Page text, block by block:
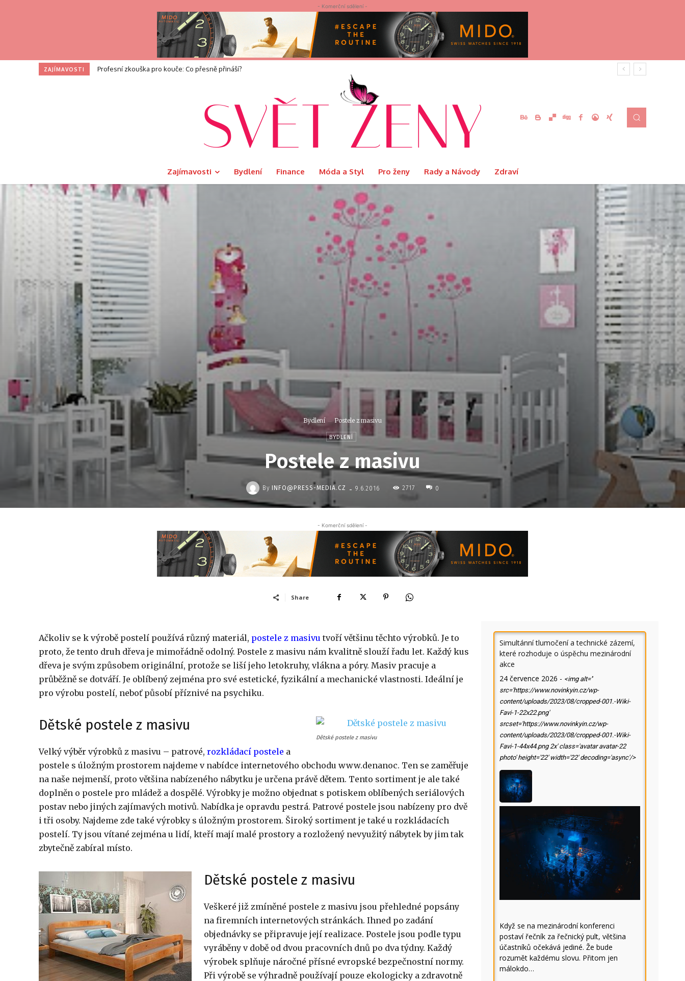
- Komerční sdělení -
ZAJÍMAVOSTI I na toaletě si zasloužíte dotek luxusu. Velvet představuje limitovanou edici Ritual s podmanivou vůní Orientu
Zajímavosti Bydlení Finance Móda a Styl Pro ženy Rady a Návody Zdraví
Bydlení Postele z masivu
BYDLENÍ
Postele z masivu
By INFO@PRESS-MEDIA.CZ - 9.6.2016 2717 0
- Komerční sdělení -
Share
Ačkoliv se k výrobě postelí používá různý materiál, postele z masivu tvoří většinu těchto výrobků. Je to
proto, že tento druh dřeva je mimořádně odolný. Postele z masivu nám kvalitně slouží řadu let. Každý kus
dřeva je svým způsobem originální, protože se liší jeho letokruhy, vlákna a póry. Masiv pracuje a
průběžně se dotváří. Je oblíbený zejména pro své estetické, fyzikální a mechanické vlastnosti. Ideální je
pro výrobu postelí, neboť působí příznivé na psychiku.
Dětské postele z masivu
Dětské postele z masivu
Velký výběr výrobků z masivu – patrové, rozkládací postele a
postele s úložným prostorem najdeme v nabídce internetového obchodu www.denanoc. Ten se zaměřuje
na naše nejmenší, proto většina nabízeného nábytku je určena právě dětem. Tento sortiment je ale také
doplněn o postele pro mládež a dospělé. Výrobky je možno objednat s potiskem oblíbených seriálových
postav nebo jiných zajímavých motivů. Nabídka je opravdu pestrá. Patrové postele jsou nabízeny pro dvě
i tři osoby. Najdeme zde také výrobky s úložným prostorem. Široký sortiment je také u rozkládacích
postelí. Ty jsou vítané zejména u lidí, kteří mají malé prostory a rozložený nevyužitý nábytek by jim tak
zbytečně zabíral místo.
Dětské postele z masivu
Veškeré již zmíněné postele z masivu jsou přehledné popsány
na firemních internetových stránkách. Ihned po zadání
objednávky se připravuje její realizace. Postele jsou podle typu
vyráběny v době od dvou pracovních dnů po dva týdny. Každý
výrobek splňuje náročné přísné evropské bezpečnostní normy.
Při výrobě se výhradně používají pouze ekologicky a zdravotně
Simultánní tlumočení a technické zázemí,
které rozhoduje o úspěchu mezinárodní
akce
24 července 2026 - <img alt=''
src='https://www.novinkyin.cz/wp-
content/uploads/2023/08/cropped-001.-Wiki-
Favi-1-22x22.png'
srcset='https://www.novinkyin.cz/wp-
content/uploads/2023/08/cropped-001.-Wiki-
Favi-1-44x44.png 2x' class='avatar avatar-22
photo' height='22' width='22' decoding='async'/>
Když se na mezinárodní konferenci
postaví řečník za řečnický pult, většina
účastníků očekává jediné. Že bude
rozumět každému slovu. Přitom jen
málokdo…